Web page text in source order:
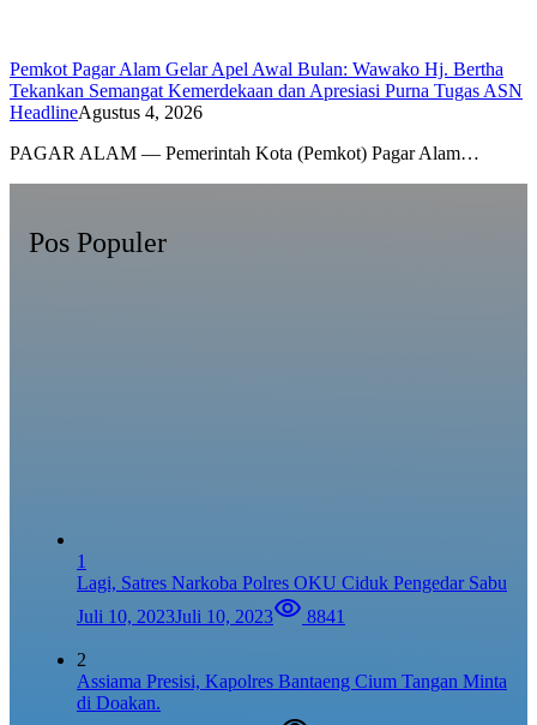
Pemkot Pagar Alam Gelar Apel Awal Bulan: Wawako Hj. Bertha
Tekankan Semangat Kemerdekaan dan Apresiasi Purna Tugas ASN
HeadlineAgustus 4, 2026
PAGAR ALAM — Pemerintah Kota (Pemkot) Pagar Alam…
Pos Populer
1
Lagi, Satres Narkoba Polres OKU Ciduk Pengedar Sabu
Juli 10, 2023Juli 10, 2023 8841
2
Assiama Presisi, Kapolres Bantaeng Cium Tangan Minta
di Doakan.